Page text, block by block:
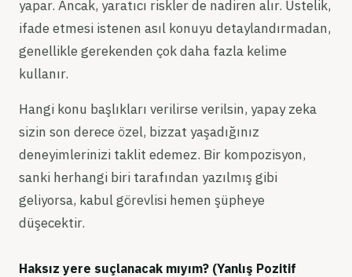
yapar. Ancak, yaratıcı riskler de nadiren alır. Üstelik,
ifade etmesi istenen asıl konuyu detaylandırmadan,
genellikle gerekenden çok daha fazla kelime
kullanır.
Hangi konu başlıkları verilirse verilsin, yapay zeka
sizin son derece özel, bizzat yaşadığınız
deneyimlerinizi taklit edemez. Bir kompozisyon,
sanki herhangi biri tarafından yazılmış gibi
geliyorsa, kabul görevlisi hemen şüpheye
düşecektir.
Haksız yere suçlanacak mıyım? (Yanlış Pozitif